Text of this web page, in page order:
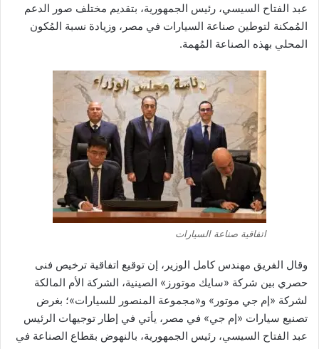
عبد الفتاح السيسي، رئيس الجمهورية، بتقديم مختلف صور الدعم
المُمكنة لتوطين صناعة السيارات في مصر، وزيادة نسبة المُكون
المحلي بهذه الصناعة المُهمة.
اتفاقية صناعة السيارات
وقال الفريق مهندس كامل الوزير، إن توقيع اتفاقية ترخيص فنى
حصري بين شركة «سايك موتورز» الصينية، الشركة الأم المالكة
لشركة «إم جي موتور» و«مجموعة المنصور للسيارات»؛ بغرض
تصنيع سيارات «إم جي» في مصر، يأتي في إطار توجيهات الرئيس
عبد الفتاح السيسي، رئيس الجمهورية، بالنهوض بقطاع الصناعة في